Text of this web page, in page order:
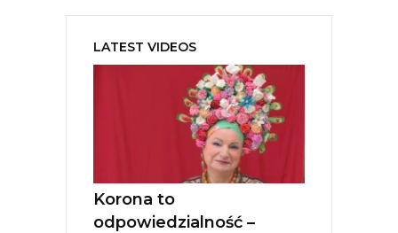
LATEST VIDEOS
Korona to
odpowiedzialność –